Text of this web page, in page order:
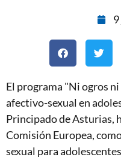
El programa "Ni ogros
afectivo-sexual en
Principado de Asturias,
Comisión Europea,
sexual para